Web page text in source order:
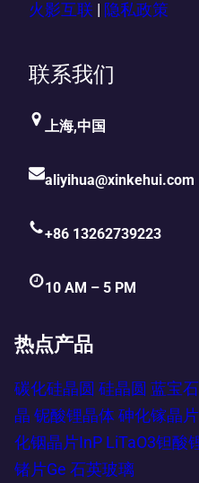
火影互联 隐私政策
联系我们
上海,中国
aliyihua@xinkehui.com
+86 13262739223
10 AM – 5 PM
热点产品
碳化硅晶圆 硅晶圆 蓝宝
晶 铌酸锂晶体 砷化镓晶
化铟晶片InP LiTaO3钽酸
锗片Ge 石英玻璃